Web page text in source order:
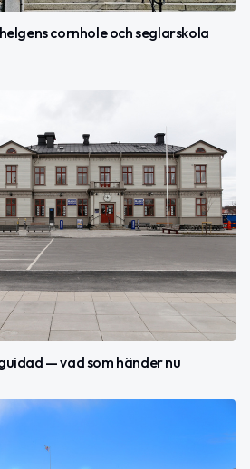
cornhole och seglarskola
— vad som händer nu